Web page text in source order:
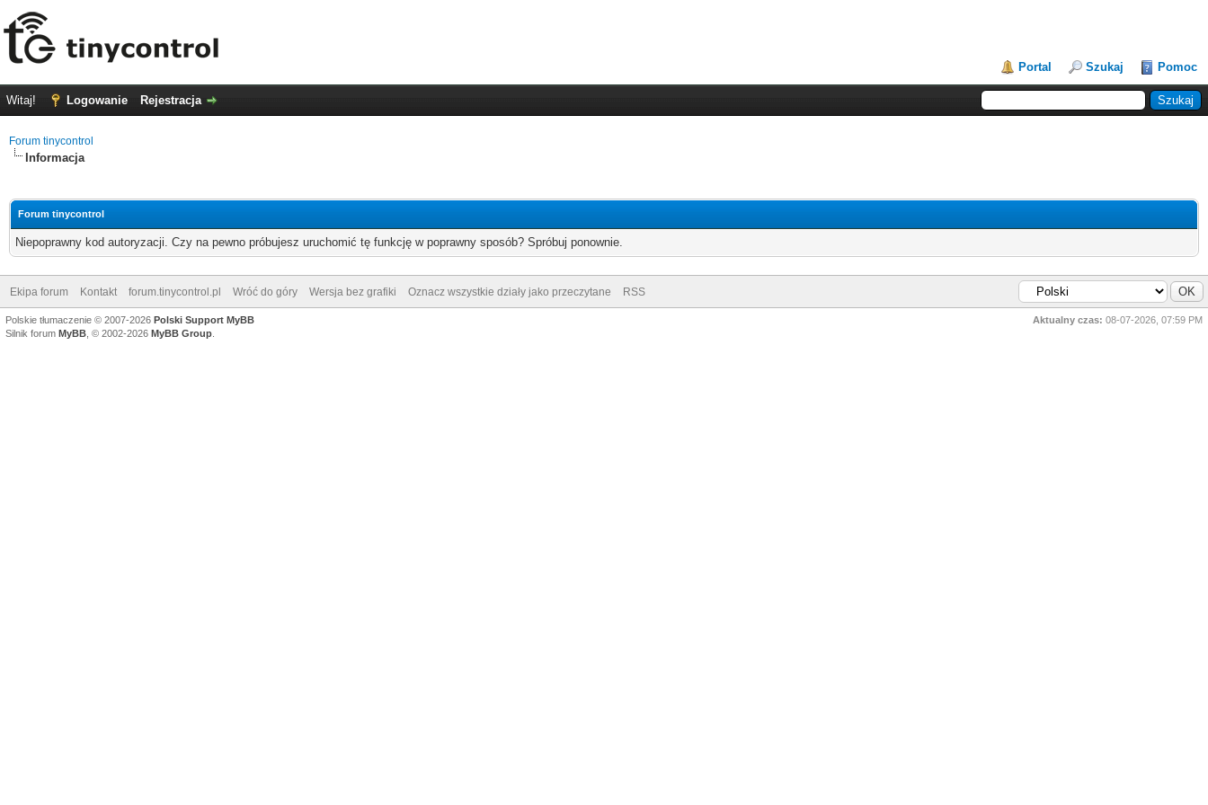
Portal Szukaj Pomoc
Witaj! Logowanie Rejestracja
Forum tinycontrol
Informacja
Forum tinycontrol
Niepoprawny kod autoryzacji. Czy na pewno próbujesz uruchomić tę funkcję w poprawny sposób? Spróbuj ponownie.
Ekipa forum Kontakt forum.tinycontrol.pl Wróć do góry Wersja bez grafiki Oznacz wszystkie działy jako przeczytane RSS
Aktualny czas: 08-07-2026, 07:59 PM
Polskie tłumaczenie © 2007-2026 Polski Support MyBB
Silnik forum MyBB , © 2002-2026 MyBB Group